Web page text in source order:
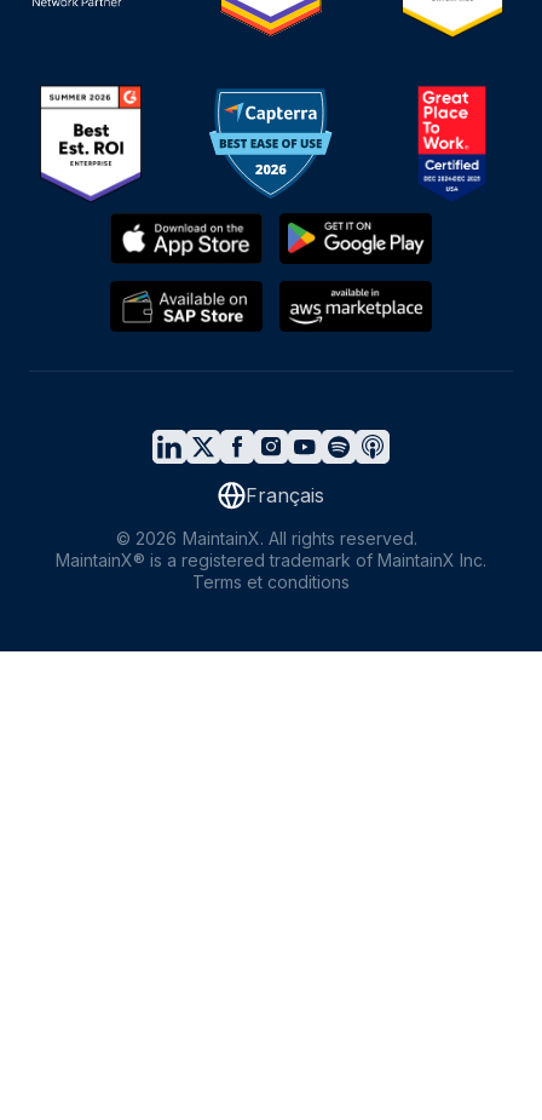
Français
© 2026 MaintainX. All rights reserved.
MaintainX® is a registered trademark of MaintainX Inc.
Terms et conditions